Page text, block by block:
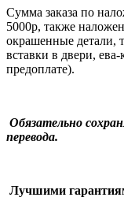
Сумма заказа по
5000р, также
окрашенные детали,
вставки в двери,
предоплате).
Обязательно
перевода.
Лучшими